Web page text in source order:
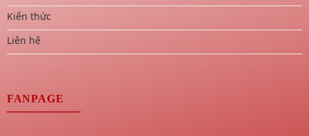
Kiến thức
Liên hệ
FANPAGE